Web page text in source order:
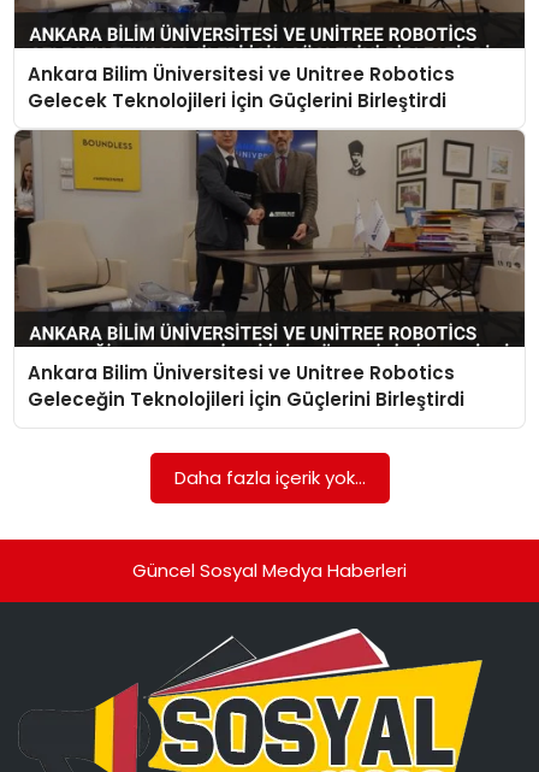
Ankara Bilim Üniversitesi ve Unitree Robotics
Gelecek Teknolojileri İçin Güçlerini Birleştirdi
Ankara Bilim Üniversitesi ve Unitree Robotics
Geleceğin Teknolojileri İçin Güçlerini Birleştirdi
Daha fazla içerik yok...
Güncel Sosyal Medya Haberleri